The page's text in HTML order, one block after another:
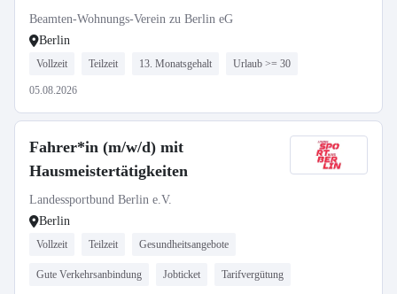
Beamten-Wohnungs-Verein zu Berlin eG
Berlin
Vollzeit Teilzeit 13. Monatsgehalt Urlaub >= 30
05.08.2026
Fahrer*in (m/w/d) mit
Hausmeistertätigkeiten
Landessportbund Berlin e.V.
Berlin
Vollzeit Teilzeit Gesundheitsangebote
Gute Verkehrsanbindung Jobticket Tarifvergütung